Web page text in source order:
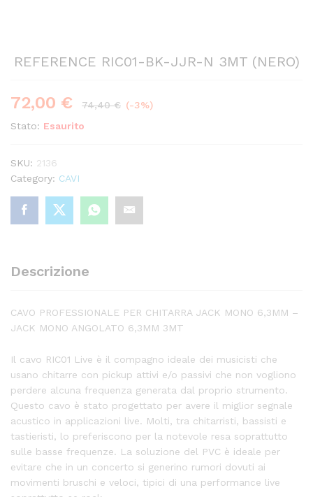
REFERENCE RIC01-BK-JJR-N 3MT (NERO)
72,00 € 74,40€ (-3%)
Stato: Esaurito
SKU: 2136
Category: CAVI
Descrizione
CAVO PROFESSIONALE PER CHITARRA JACK MONO 6,3MM –
JACK MONO ANGOLATO 6,3MM 3MT
Il cavo RIC01 Live è il compagno ideale dei musicisti che
usano chitarre con pickup attivi e/o passivi che non vogliono
perdere alcuna frequenza generata dal proprio strumento.
Questo cavo è stato progettato per avere il miglior segnale
acustico in applicazioni live. Molti, tra chitarristi, bassisti e
tastieristi, lo preferiscono per la notevole resa soprattutto
sulle basse frequenze. La soluzione del PVC è ideale per
evitare che in un concerto si generino rumori dovuti ai
movimenti bruschi e veloci, tipici di una performance live